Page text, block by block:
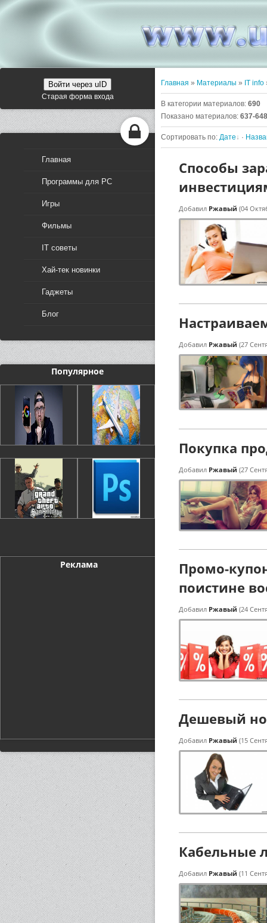
Войти через uID
Старая форма входа
Главная
Программы для PC
Игры
Фильмы
IT советы
Хай-тек новинки
Гаджеты
Блог
Популярное
Реклама
Главная » Материалы » IT info
В категории материалов: 690
Показано материалов: 637-648
Сортировать по: Дате ·
Способы
Добавил Ржавый (04
Добавил Ржавый (27
Покупка
Добавил Ржавый (27
Промо-
поистине
Добавил Ржавый (24
Дешевый
Добавил Ржавый (15
Кабельные
Добавил Ржавый (11